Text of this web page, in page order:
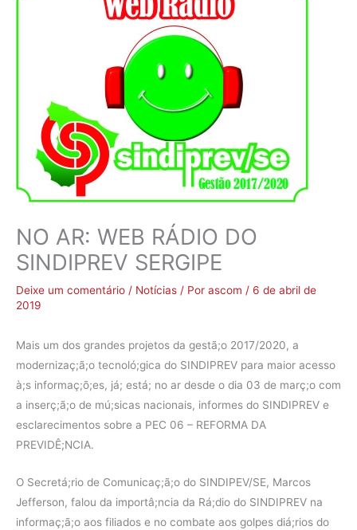
NO AR: WEB RÁDIO DO
SINDIPREV SERGIPE
Deixe um comentário / Notícias / Por ascom / 6 de abril de
2019
Mais um dos grandes projetos da gestã;o 2017/2020, a
modernizaç;ã;o tecnoló;gica do SINDIPREV para maior acesso
à;s informaç;õ;es, já; está; no ar desde o dia 03 de març;o com
a inserç;ã;o de mú;sicas nacionais, informes do SINDIPREV e
esclarecimentos sobre a PEC 06 – REFORMA DA
PREVIDÊ;NCIA.
O Secretá;rio de Comunicaç;ã;o do SINDIPEV/SE, Marcos
Jefferson, falou da importâ;ncia da Rá;dio do SINDIPREV na
informaç;ã;o aos filiados e no combate aos golpes diá;rios do